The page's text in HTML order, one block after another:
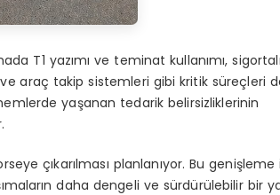
T1 yazımı ve teminat kullanımı, sigortalı
ve araç takip sistemleri gibi kritik süreçleri
yaşanan tedarik belirsizliklerinin
çıkarılması planlanıyor. Bu genişleme
daha dengeli ve sürdürülebilir bir